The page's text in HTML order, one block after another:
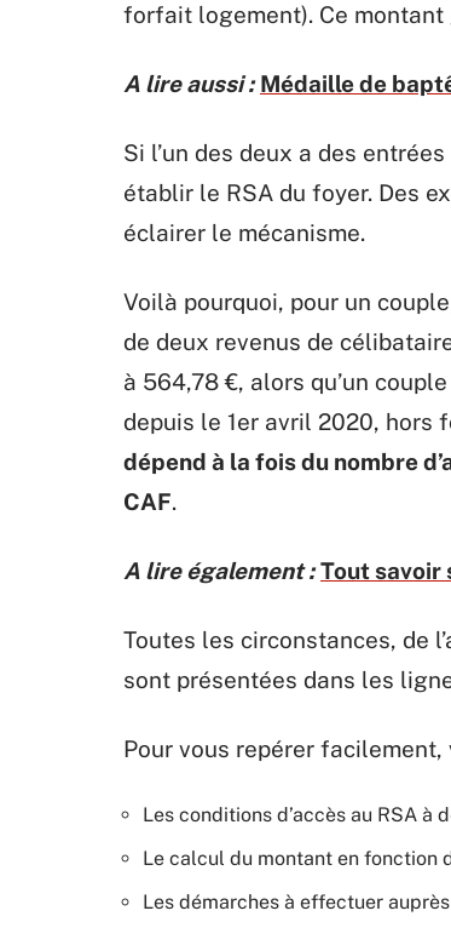
forfait logement). Ce montant
A lire aussi : Médaille de
Si l’un des deux a des
établir le RSA du foyer. Des
éclairer le mécanisme.
Voilà pourquoi, pour un
de deux revenus de
à 564,78 €, alors qu’un
depuis le 1er avril 2020, hors
dépend à la fois du nombre
CAF.
A lire également : Tout savoir
Toutes les circonstances, de
sont présentées dans les
Pour vous repérer
Les conditions d’accès au RSA à
Le calcul du montant en fonction
Les démarches à effectuer